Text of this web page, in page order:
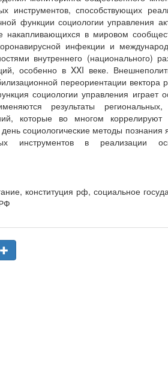
инструментов, способствующих
функции социологии управления
в мировом
инфекции и
внутреннего (национального)
особенно в XXI веке.
переориентации вектора
социологии управления играет
результаты
которые во многом
социологические методы
инструментов в реализации
конституция рф, социальное